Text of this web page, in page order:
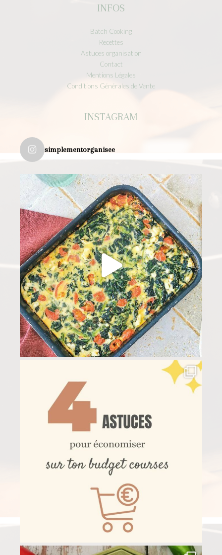
INFOS
Batch Cooking
Recettes
Astuces organisation
Contact
Mentions Légales
Conditions Générales de Vente
INSTAGRAM
simplementorganisee